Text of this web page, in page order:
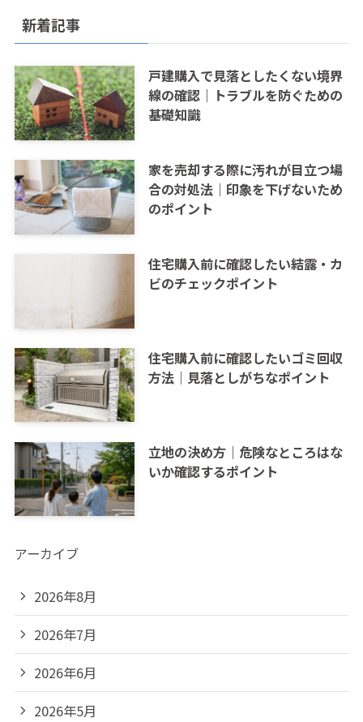
新着記事
戸建購入で見落としたくない境界
線の確認｜トラブルを防ぐための
基礎知識
家を売却する際に汚れが目立つ場
合の対処法｜印象を下げないため
のポイント
住宅購入前に確認したい結露・カ
ビのチェックポイント
住宅購入前に確認したいゴミ回収
方法｜見落としがちなポイント
立地の決め方｜危険なところはな
いか確認するポイント
アーカイブ
2026年8月
2026年7月
2026年6月
2026年5月